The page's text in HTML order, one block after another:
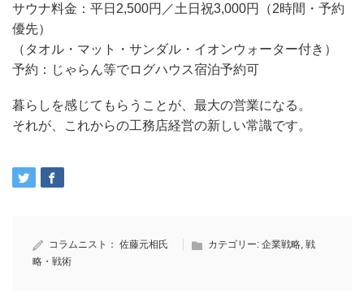
サウナ料金：平日2,500円／土日祝3,000円（2時間・予約
優先）
（タオル・マット・サンダル・イオンウォーター付き）
予約：じゃらん等でログハウス宿泊予約可
暮らしを感じてもらうことが、最大の営業になる。
それが、これからの工務店経営の新しい常識です。
コラムニスト： 佐藤元相氏 カテゴリー: 企業戦略, 戦
略・戦術